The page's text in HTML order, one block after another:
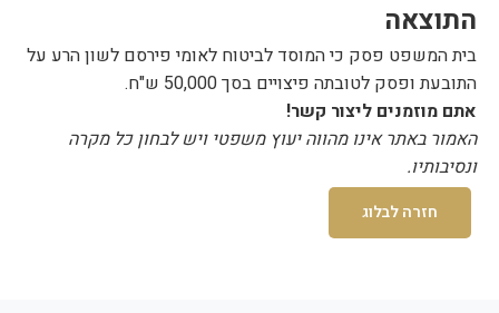
התוצאה
בית המשפט פסק כי המוסד לביטוח לאומי פירסם לשון הרע על
התובעת ופסק לטובתה פיצויים בסך 50,000 ש"ח.
אתם מוזמנים ליצור קשר!
האמור באתר אינו מהווה יעוץ משפטי ויש לבחון כל מקרה
ונסיבותיו.
חזרה לבלוג